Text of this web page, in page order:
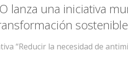
lanza una iniciativa
“Reducir la necesidad de